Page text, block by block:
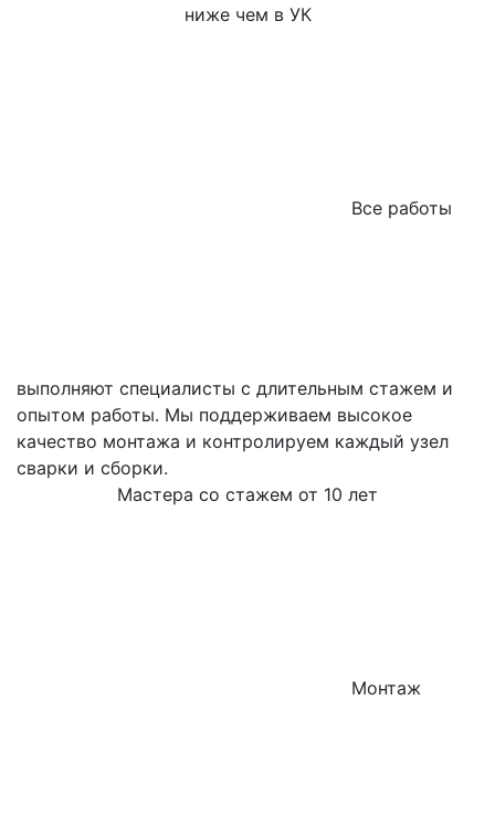
ниже чем в УК
Все работы
выполняют специалисты с длительным стажем и
опытом работы. Мы поддерживаем высокое
качество монтажа и контролируем каждый узел
сварки и сборки.
Мастера со стажем от 10 лет
Монтаж